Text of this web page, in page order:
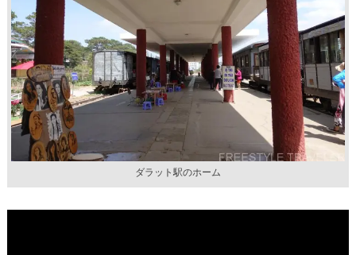
ダラット駅のホーム